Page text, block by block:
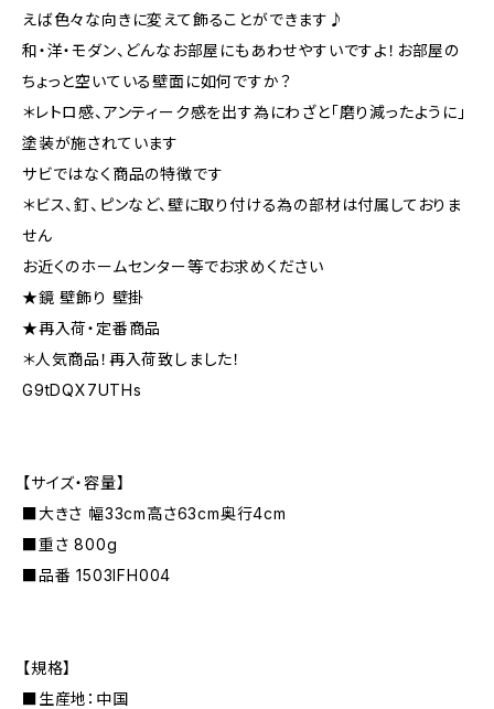
えば色々な向きに変えて飾ることができます♪
和・洋・モダン、どんなお部屋にもあわせやすいですよ！お部屋の
ちょっと空いている壁面に如何ですか？
＊レトロ感、アンティーク感を出す為にわざと「磨り減ったように」
塗装が施されています
サビではなく商品の特徴です
＊ビス、釘、ピンなど、壁に取り付ける為の部材は付属しておりま
せん
お近くのホームセンター等でお求めください
★鏡 壁飾り 壁掛
★再入荷・定番商品
＊人気商品！再入荷致しました！
G9tDQX7UTHs
【サイズ・容量】
■大きさ 幅33cm高さ63cm奥行4cm
■重さ 800g
■品番 1503IFH004
【規格】
■生産地：中国